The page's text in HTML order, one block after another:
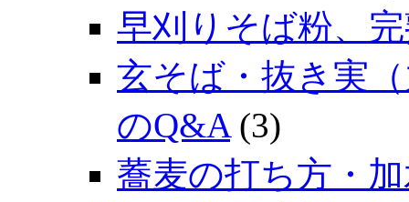
早刈りそば粉、
玄そば・抜き実
のQ&A (3)
蕎麦の打ち方・